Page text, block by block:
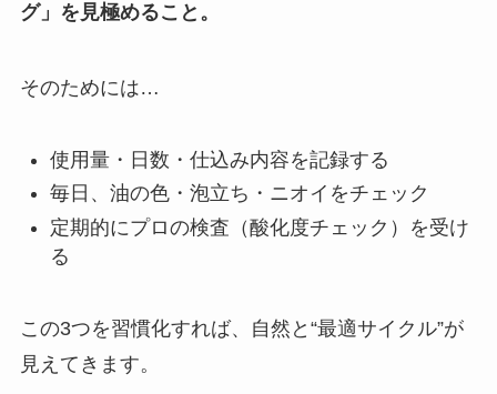
グ」を見極めること。
そのためには…
使用量・日数・仕込み内容を記録する
毎日、油の色・泡立ち・ニオイをチェック
定期的にプロの検査（酸化度チェック）を受け
る
この3つを習慣化すれば、自然と“最適サイクル”が
見えてきます。